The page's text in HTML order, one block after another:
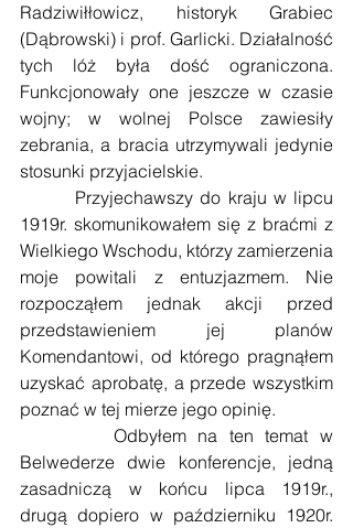
Radziwiłłowicz, historyk Grabiec
(Dąbrowski) i prof. Garlicki. Działalność
tych lóż była dość ograniczona.
Funkcjonowały one jeszcze w czasie
wojny; w wolnej Polsce zawiesiły
zebrania, a bracia utrzymywali jedynie
stosunki przyjacielskie.
1919r. skomunikowałem się z braćmi z
Wielkiego Wschodu, którzy zamierzenia
moje powitali z entuzjazmem. Nie
rozpocząłem jednak akcji przed
przedstawieniem jej planów
Komendantowi, od którego pragnąłem
uzyskać aprobatę, a przede wszystkim
poznać w tej mierze jego opinię.
Belwederze dwie konferencje, jedną
zasadniczą w końcu lipca 1919r.,
drugą dopiero w październiku 1920r.